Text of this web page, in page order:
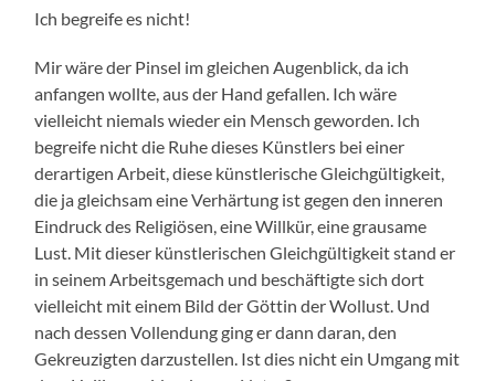
Ich begreife es nicht!
Mir wäre der Pinsel im gleichen Augenblick, da ich
anfangen wollte, aus der Hand gefallen. Ich wäre
vielleicht niemals wieder ein Mensch geworden. Ich
begreife nicht die Ruhe dieses Künstlers bei einer
derartigen Arbeit, diese künstlerische Gleichgültigkeit,
die ja gleichsam eine Verhärtung ist gegen den inneren
Eindruck des Religiösen, eine Willkür, eine grausame
Lust. Mit dieser künstlerischen Gleichgültigkeit stand er
in seinem Arbeitsgemach und beschäftigte sich dort
vielleicht mit einem Bild der Göttin der Wollust. Und
nach dessen Vollendung ging er dann daran, den
Gekreuzigten darzustellen. Ist dies nicht ein Umgang mit